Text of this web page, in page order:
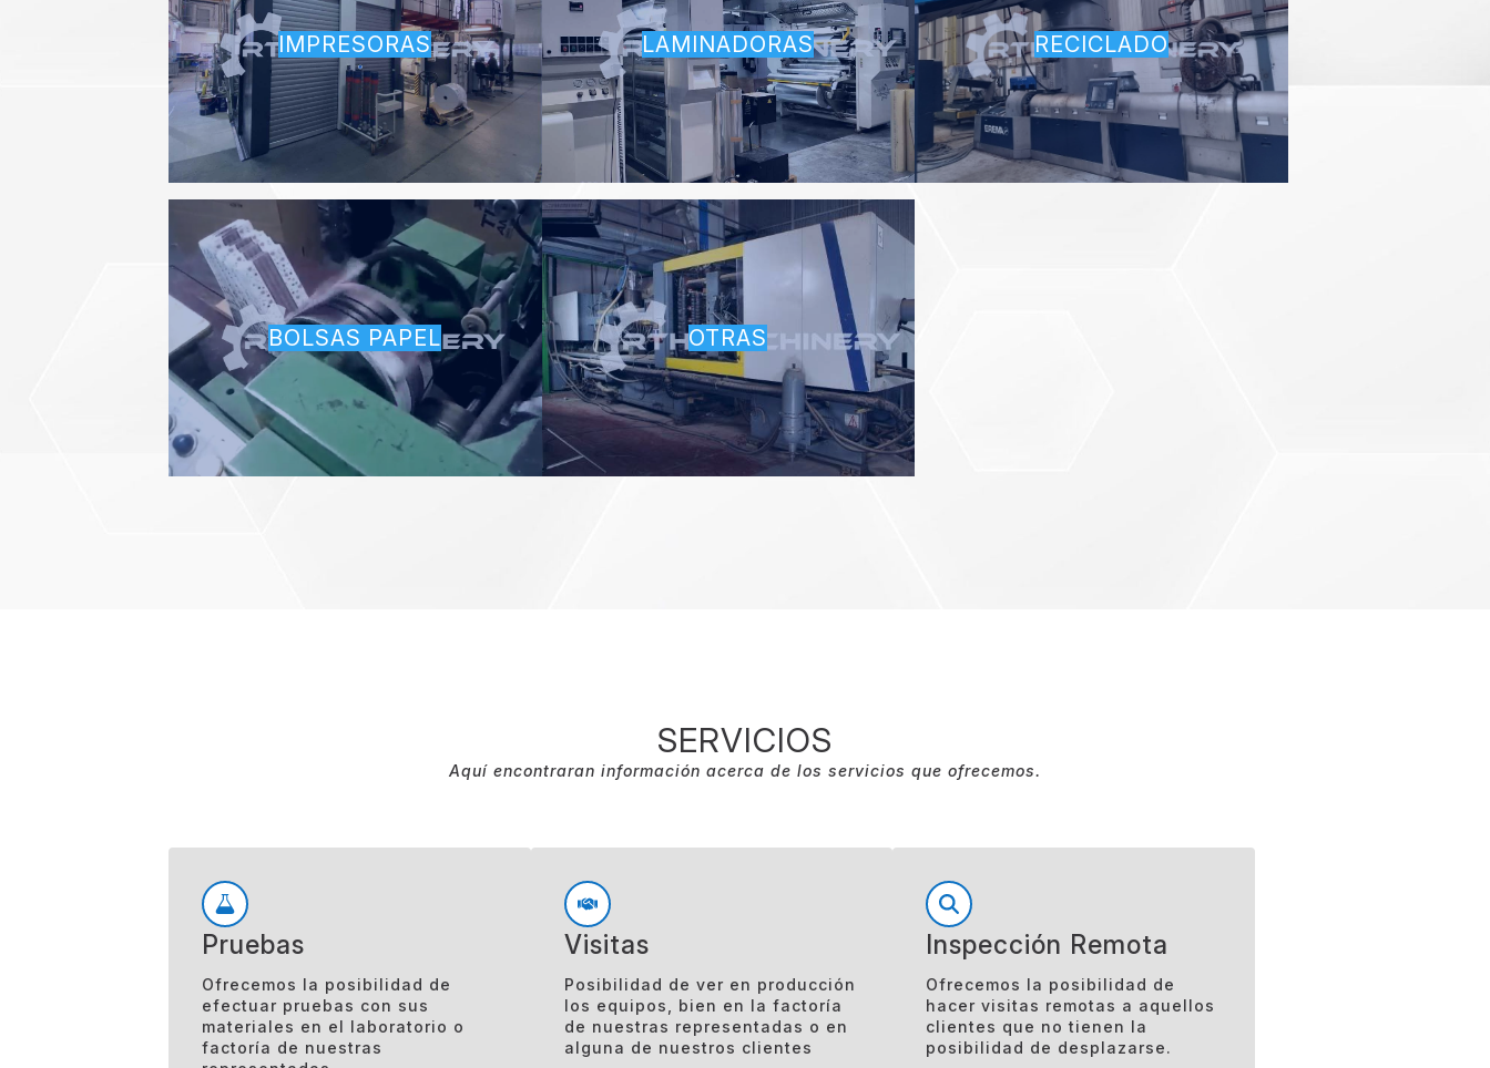
IMPRESORAS LAMINADORAS RECICLADO
BOLSAS PAPEL OTRAS
SERVICIOS
Aquí encontraran información acerca de los servicios que ofrecemos.
Pruebas
Ofrecemos la posibilidad de
efectuar pruebas con sus
materiales en el laboratorio o
factoría de nuestras
Visitas
Posibilidad de ver en producción
los equipos, bien en la factoría
de nuestras representadas o en
alguna de nuestros clientes
Inspección Remota
Ofrecemos la posibilidad de
hacer visitas remotas a aquellos
clientes que no tienen la
posibilidad de desplazarse.